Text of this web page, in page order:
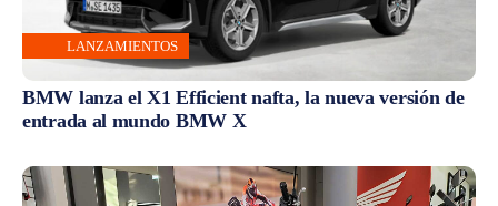
LANZAMIENTOS
BMW lanza el X1 Efficient nafta, la nueva versión de
entrada al mundo BMW X